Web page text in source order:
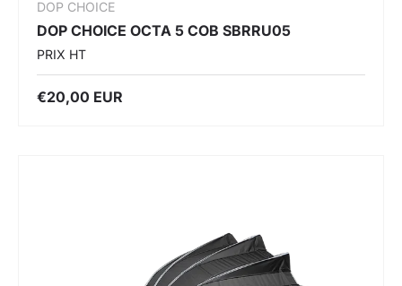
DOP CHOICE
DOP CHOICE OCTA 5 COB SBRRU05
PRIX HT
€20,00 EUR